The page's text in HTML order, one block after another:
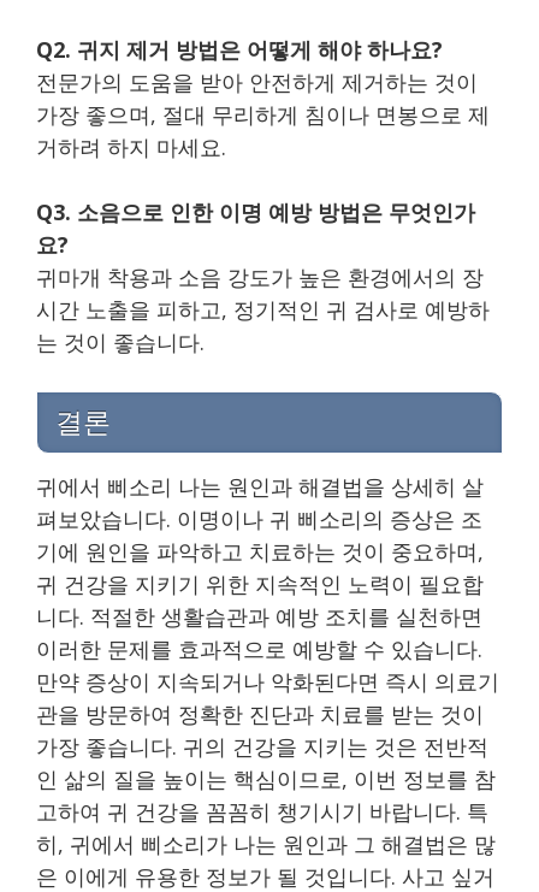
Q2. 귀지 제거 방법은 어떻게 해야 하나요?
전문가의 도움을 받아 안전하게 제거하는 것이
가장 좋으며, 절대 무리하게 침이나 면봉으로 제
거하려 하지 마세요.
Q3. 소음으로 인한 이명 예방 방법은 무엇인가
요?
귀마개 착용과 소음 강도가 높은 환경에서의 장
시간 노출을 피하고, 정기적인 귀 검사로 예방하
는 것이 좋습니다.
결론
귀에서 삐소리 나는 원인과 해결법을 상세히 살
펴보았습니다. 이명이나 귀 삐소리의 증상은 조
기에 원인을 파악하고 치료하는 것이 중요하며,
귀 건강을 지키기 위한 지속적인 노력이 필요합
니다. 적절한 생활습관과 예방 조치를 실천하면
이러한 문제를 효과적으로 예방할 수 있습니다.
만약 증상이 지속되거나 악화된다면 즉시 의료기
관을 방문하여 정확한 진단과 치료를 받는 것이
가장 좋습니다. 귀의 건강을 지키는 것은 전반적
인 삶의 질을 높이는 핵심이므로, 이번 정보를 참
고하여 귀 건강을 꼼꼼히 챙기시기 바랍니다. 특
히, 귀에서 삐소리가 나는 원인과 그 해결법은 많
은 이에게 유용한 정보가 될 것입니다. 사고 싶거